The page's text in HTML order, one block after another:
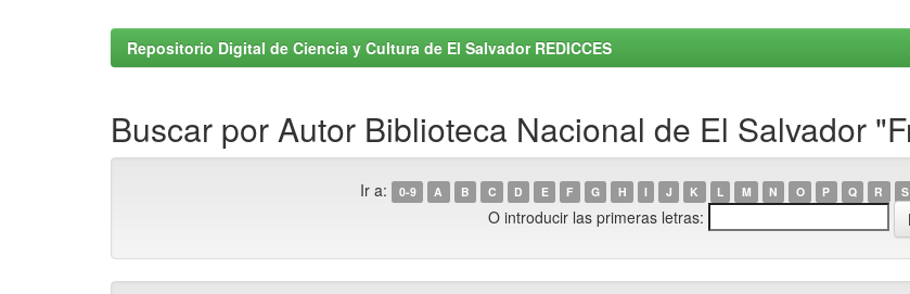
Repositorio Digital de Ciencia y Cultura de El Salvador REDICCES
Buscar por Autor Biblioteca Nacional de El Salvador
Ir a: 0-9 A B C D E F G H I J K L M N O P Q R S
O introducir las primeras letras: